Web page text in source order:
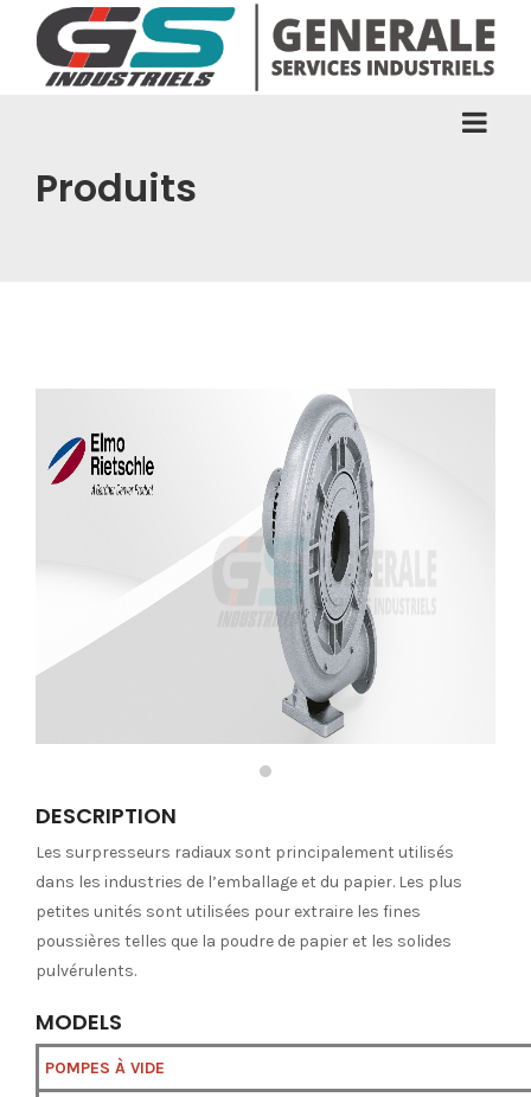
Produits
DESCRIPTION
Les surpresseurs radiaux sont principalement utilisés
dans les industries de l’emballage et du papier. Les plus
petites unités sont utilisées pour extraire les fines
poussières telles que la poudre de papier et les solides
pulvérulents.
MODELS
POMPES À VIDE